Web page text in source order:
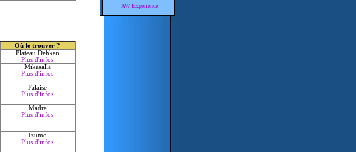
Où le trouver ?
Plateau Dehkan
Plus d'infos
Mikasalla
Plus d'infos
Falaise
Plus d'infos
Madra
Plus d'infos
Izumo
Plus d'infos
AW Experience